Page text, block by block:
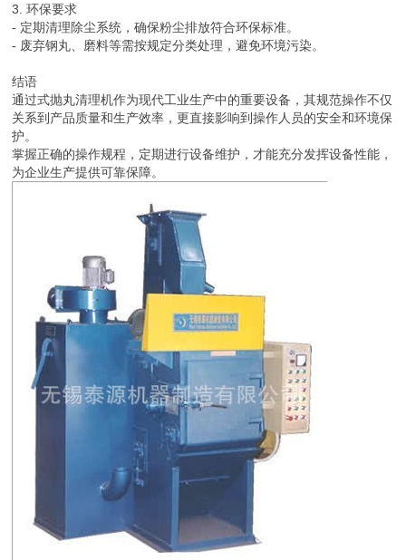
3. 环保要求
- 定期清理除尘系统，确保粉尘排放符合环保标准。
- 废弃钢丸、磨料等需按规定分类处理，避免环境污染。
结语
通过式抛丸清理机作为现代工业生产中的重要设备，其规范操作不仅
关系到产品质量和生产效率，更直接影响到操作人员的安全和环境保
护。
掌握正确的操作规程，定期进行设备维护，才能充分发挥设备性能，
为企业生产提供可靠保障。